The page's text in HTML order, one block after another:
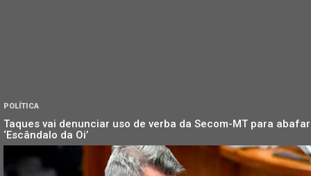
POLÍTICA
Taques vai denunciar uso de verba da Secom-MT para abafar
‘Escândalo da Oi’